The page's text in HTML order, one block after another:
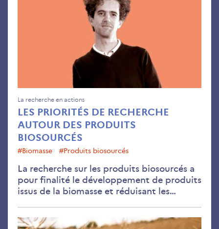
LES PRIORITÉS DE RECHERCHE
AUTOUR DES PRODUITS
BIOSOURCÉS
La recherche en actions
#Biomasse #Produits biosourcés
La recherche sur les produits biosourcés a
pour finalité le développement de produits
issus de la biomasse et réduisant les…